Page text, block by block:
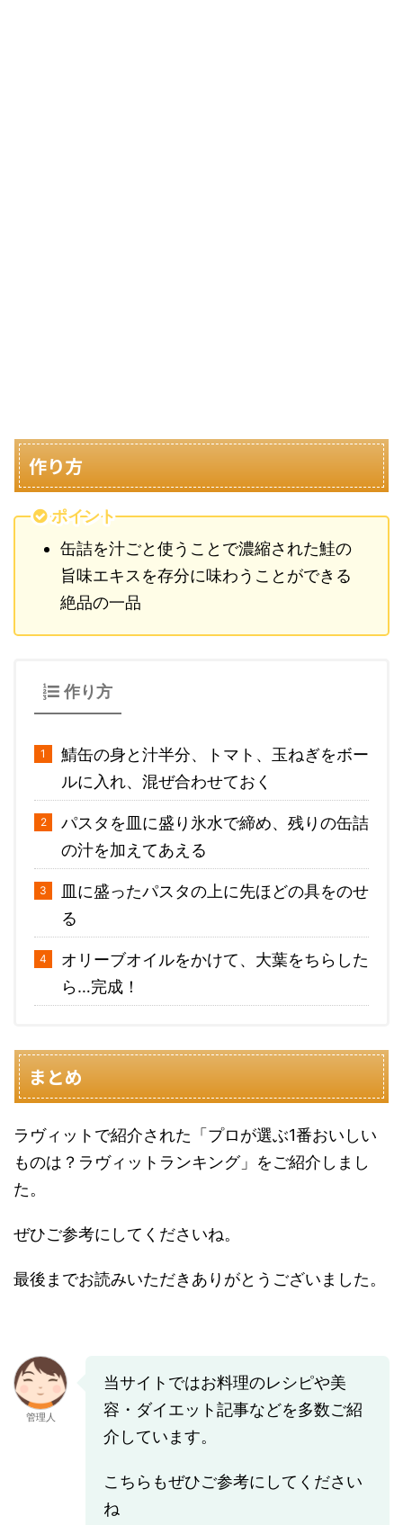
作り方
ポイント
缶詰を汁ごと使うことで濃縮された鮭の
旨味エキスを存分に味わうことができる
絶品の一品
作り方
鯖缶の身と汁半分、トマト、玉ねぎをボー
ルに入れ、混ぜ合わせておく
パスタを皿に盛り氷水で締め、残りの缶詰
の汁を加えてあえる
皿に盛ったパスタの上に先ほどの具をのせ
る
オリーブオイルをかけて、大葉をちらした
ら…完成！
まとめ
ラヴィットで紹介された「プロが選ぶ1番おいしい
ものは？ラヴィットランキング」をご紹介しまし
た。
ぜひご参考にしてくださいね。
最後までお読みいただきありがとうございました。
管理人
当サイトではお料理のレシピや美
容・ダイエット記事などを多数ご紹
介しています。
こちらもぜひご参考にしてください
ね